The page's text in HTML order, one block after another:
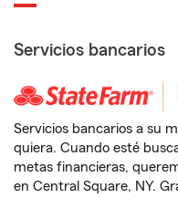
Servicios bancarios
Servicios bancarios a su
quiera. Cuando esté
metas financieras,
en Central Square, NY.